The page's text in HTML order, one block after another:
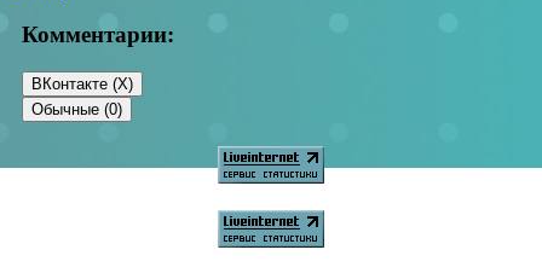
Комментарии:
ВКонтакте (X)
Обычные (0)
Добавить комментарий
Ваш адрес email не будет опубликован.